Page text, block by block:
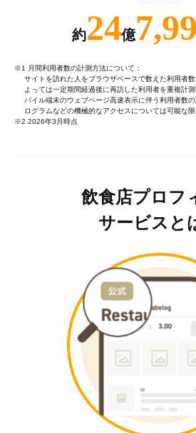
約24億
※1 月間利用者数の計測方法について：
サイトを訪れた人をブラウザベースで数えた利用者
よっては一定期間経過後に再訪した利用者を重複計
バイル端末のウェブページ高速表示に伴う利用者数
ログラムなどの機械的なアクセスについては可能な
※2 2026年3月時点
飲食店プロフ
サービスと